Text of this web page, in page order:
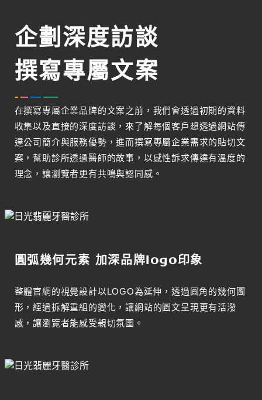
企劃深度訪談
撰寫專屬文案
在撰寫專屬企業品牌的文案之前，我們會透過初期的資料
收集以及直接的深度訪談，來了解每個客戶想透過網站傳
達公司簡介與服務優勢，進而撰寫專屬企業需求的貼切文
案，幫助診所透過醫師的故事，以感性訴求傳達有溫度的
理念，讓瀏覽者更有共鳴與認同感。
圓弧幾何元素 加深品牌logo印象
整體官網的視覺設計以LOGO為延伸，透過圓角的幾何圖
形，經過拆解重組的變化，讓網站的圖文呈現更有活潑
感，讓瀏覽者能感受親切氛圍。